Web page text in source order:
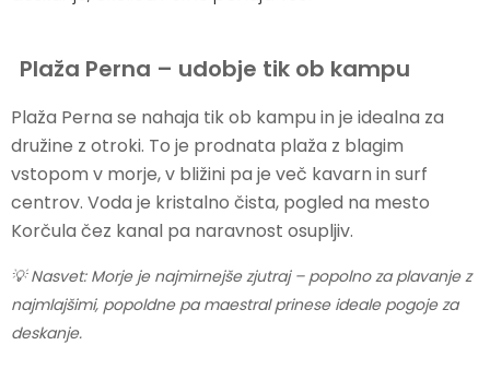
Plaža Perna – udobje tik ob kampu
Plaža Perna se nahaja tik ob kampu in je idealna za
družine z otroki. To je prodnata plaža z blagim
vstopom v morje, v bližini pa je več kavarn in surf
centrov. Voda je kristalno čista, pogled na mesto
Korčula čez kanal pa naravnost osupljiv.
💡 Nasvet: Morje je najmirnejše zjutraj – popolno za plavanje z
najmlajšimi, popoldne pa maestral prinese ideale pogoje za
deskanje.